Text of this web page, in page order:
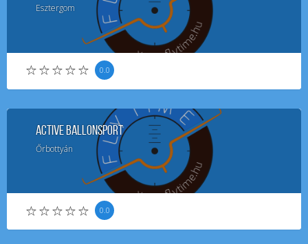
Esztergom
0.0
Active Ballonsport
Őrbottyán
0.0